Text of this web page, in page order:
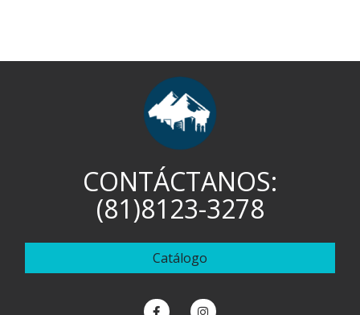
CONTÁCTANOS:
(81)8123-3278
Catálogo